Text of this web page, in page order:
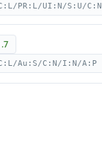
PR:L/UI:N/S:U/
Au:S/C:N/I:N/A:P